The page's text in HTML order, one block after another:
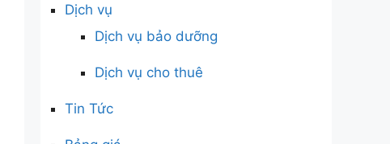
Dịch vụ
Dịch vụ bảo dưỡng
Dịch vụ cho thuê
Tin Tức